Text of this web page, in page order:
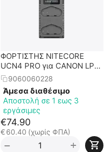
ΦΟΡΤΙΣΤΗΣ NITECORE
UCN4 PRO για CANON LP-
E4, LP-E4N, LP-E19
9060060228
Άμεσα διαθέσιμο
Αποστολή σε 1 εως 3
εργάσιμες
€74.90
€60.40 (χωρίς ΦΠΑ)
+
−